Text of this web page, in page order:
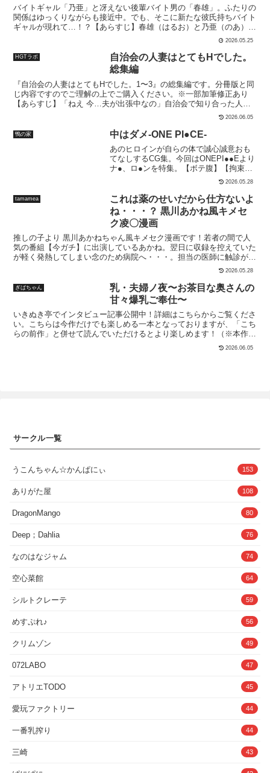
バイトギャル「乃亜」と冴えない後輩バイト男の「春雄」。ふたりの
関係はゆっくりながらも接近中。でも、そこに新たな彼氏持ちバイト
ギャルが現れて…！？【あらすじ】春雄（はるお）と乃亜（のあ）、
ふたりが働くコンビニに新人バイトがやってきた！「香蓮（かれ
ん）」は明るく素直なギャル。まだ働き始めて数日だが、乃亜と春雄
との関係も良好だ。春雄ははじめてできた後輩バイトへの指導を、乃
亜に頼まれる。ところが、ふたりっきりになったとたんに、香蓮は仕
事をサボり始める。そう…香蓮は一目置いている乃亜の前では猫を被
っているだけで、見るからに冴えない春雄のことは、ナメまくって見
下していたのだ…！しかも香蓮は、乃亜と春雄が店内でセックスして
いることまで知っていた。抜いてあげるから自分の言うことを聞け、
と春雄に迫ってくる。断ろうとすると、店長に乃亜と春雄のことを言
ることに。ところが、春雄自身も知らぬことだったが、【巨根】＋
【乃亜によって鍛え上げられたテク】で、春雄のセックスの腕前は限
界を突破していた。自分のテクニックに自信満々だった香蓮だが、無
様にアヘ顔を晒してイカされまくって、屈服させられてしまう。なん
とか大ごとにならずに済ませられそう…。そう春雄が安心したのもつ
かつ、セフレ。巨乳でエッチなことが大好き。彼氏に愛想を尽かし気
味で、春雄と初デートをしたが…。■香蓮春雄と乃亜の後輩バイト。
素直で明るい、いい子を演じているが実は腹黒。乃亜には懐いている
が、春雄のことは内心では見下している。※※※『彼氏持ち巨乳バイ
トギャルとめちゃくちゃセックスした話』および、※※※※※※『彼
氏持ち巨乳バイトギャルとめちゃくちゃセックスした話2』の続編で
すが、※※※※※※本作だけでも楽しめます。前の2作品も知ってい
ると三度美味しいです！※※※◆モノクロコミック◆本編50ページ
梱企画・制作:Maritozzo漫画:BS3※サンプル画像はモザイク入りです
2026.05.25
HGTラボ
自治会の人妻はとてもHでした。
総集編
『自治会の人妻はとてもHでした。1〜3』の総集編です。分冊版と同
じ内容ですのでご理解の上でご購入ください。※一部加筆修正あり
【あらすじ】「ねえ 今…夫が出張中なの」自治会で知り合った人妻
と不倫SEX！？「私とも不倫をしていただけませんか？」恥らう爆
合った人妻達と不倫をする事なる。うああ！射精が止まらない！！自
治会の人妻達はめっちゃくちゃHでした。【収録作品】自治会の人妻
はとてもHでした。副会長一ノ瀬真美編 （フルカラー版）自治会の人
妻はとてもHでした。2 地区センター職員 中原恵子編 （フルカラー
版）自治会の人妻はとてもHでした。3 人妻達のお食事編 （フルカラ
ー版）自治会の人妻はとてもHでした。副会長一ノ瀬真美編 （モノク
子編 （モノクロ漫画）自治会の人妻はとてもHでした。3 人妻達のお
食事編（モノクロ漫画）特別描き下ろし漫画（モノクロ漫画） 24ペ
ージ合計 674ページ作者・サークル名 HGTラボ
2026.06.05
鴨の家 中はダメ-ONE PI●CE-
あのヒロインが自らの体で誠心誠意おも
てなしするCG集。今回はONEPI●●Eより
ナ●、ロ●ンを特集。【ボテ腹】【拘束】
【水着】【メイド】の着せ替えヒロイン
されています。【前戯】・乳首引っ張
り・イラマチオ・イラマチオ射精・フェ
ラ、手コキ・フェラ、手コキ射精・ケツ
づり・ケツづり射精・パイズリ・パイズ
リ射精・手マン・クンニ・おもちゃ攻
め・放尿【本番】・正常位・バック・立
ちバック・騎乗位・その他【枚数】フル
832pxのJPG※Stable Diffusionを使用し
て生成しております。※AIで生成された
画像は実在キャラクターに類似している
場合がありますが、それは偶然の一致で
あり、一切関係がありません。※技術的
な制約やAIの学習データによって細部に
破綻や不自然さが含まれる場合がありま
した上で購入を検討していただくことを
2026.05.28
tamamea
これは薬のせいだから仕方ないよ
ね・・・？ 黒川あかね風キメセ
ク凌〇漫画
推しの子より 黒川あかねちゃん風キメセク漫画です！若者の間で人
気の番組【今ガチ】に出演しているあかね。翌日に収録を控えていた
が軽く発熱してしまい念のため病院へ・・・。担当の医師に触診が必
要だと言われ怪しいと思いつつ奥のベッドがある部屋へ連れ込まれて
思っとその時、医師の精器が露わに、パニックを起こすももう手遅
れ。大切な初めてを初対面の医師に奪われてしまう・・・。当然のよ
うに中出しされ、絶望していると医師が〈市場には決して出回らない
特別なクスリ〉を手に襲い掛かる・・・なすすべなく全身に注入さ
れ、全身が激しく火照りだし・・・といった可愛くて可哀想なキメセ
ク漫画です。・TOTAL 134Pages！！！差分・陰部修正のみのイラス
ト481枚は枚数上限の都合上で別サイトでの販売になっております。
い。作中の登場人物は全て成人済みです。あくまでプレイの一環であ
り、作中キャラクターは合意のもとのシチュエーションで演技してい
な部分がある画像がある可能性があります。出来る限り修正してます
2026.05.28
ぎばちゃん
乳・夫婦ノ夜〜お茶目な奥さんの
甘々爆乳ご奉仕〜
いきぬき亭でインタビュー記事公開中！詳細はこちらからご覧くださ
い。こちらは今作だけでも楽しめる一本となっておりますが、「こち
らの前作」と併せて読んでいただけるとより楽しめます！（※本作は
前作「夫婦ノ夜」と重複するページや同梱物はございません。）
＋‥‥‥‥‥‥‥‥‥‥‥‥‥‥‥‥＋無料で読める出血大ボリュー
【ほんわか日常編】、【おまけCG】などなど人妻おっぱいがギュッ
と詰まったスーパーミルキーパック！※こちらのシリーズは、
す！NTRやスワッピングの要素は絶対ゼロです。
爆乳を旦那さんの特権で好き放題させてもらいつつ遺伝子レベルで相
性抜群な肉体とテクでしっかりガチイキしてもらうようなラブラブイ
チャイチャ成分特濃な夜を楽しめる内容になっております。プレイ内
容といたしましては、・キス・ディープキス・言葉責め・下着越しお
触り・揉みしだき・乳首攻め・おしゃぶり・手マン・クンニ・牛柄ビ
キニコスチューム・フェラチオ・パイズリ・ぶっかけ・授乳手コキ・
りな夫婦の営みで全編構成しております。おっぱい全体が性感帯なド
やお互い嫌がるようなプレイは一切ありません。いつもの茶番めいた
乳繰りあいから始まり、最終的に本気の子作りセックスに突入しま
す。また、表紙から全編変更した元陰キャなヒロインの沙穂さんにぴ
ったりな眼鏡仕様バージョンもご用意しております！眼鏡巨乳好きの
方はぜひ！実用性を考慮してR18本編を最初に配置しておりますが、
付属の2人のほっこりな日常編やいきなりLive2Dアニメーションから
＋‥‥‥‥‥‥‥‥‥‥‥‥‥‥‥‥＋【あらすじ】主人公・茶山沙
い天然甘々系新妻！食いしん坊な性格とホルモン潤沢ライフで沙穂の
おっぱいはたわわな果実に急成長！勿論そんなカラダも大好きな旦那
さんは仕事の疲れから沙穂にお願いごとが…「今日はね俺…とにかく
おっぱいを触りまくりたいんだ…！」
＋‥‥‥‥‥‥‥‥‥‥‥‥‥‥‥‥＋【同梱アニメーションについ
て】新進気鋭Live2D作家・有里チェキ先生が贈る「夫婦ノ夜ノアニ
の仰向けの沙穂さんの表紙がそのままアニメになった超特別仕様で
のおっぱいの弾力をたしかめたり乳首をいじったり。最後は圧倒的な
乳圧を感じる中で、おっぱいが性感帯な沙穂さんと一緒に大量吐精で
フィニッシュという流れです。使いやすい超長尺の6:50秒！エフェク
2026.06.05
サークル一覧
うこんちゃん☆かんぱにぃ 153
ありがた屋 108
DragonMango 80
Deep；Dahlia 76
なのはなジャム 74
空心菜館 64
シルトクレーテ 59
めすぷれ♪ 56
クリムゾン 49
072LABO 47
アトリエTODO 45
愛玩ファクトリー 44
一番乳搾り 44
三崎 43